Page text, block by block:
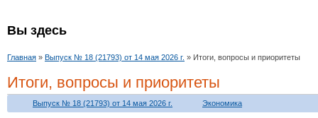
Вы здесь
Главная » Выпуск № 18 (21793) от 14 мая 2026 г. » Итоги, вопросы и приоритеты
Итоги, вопросы и приоритеты
Выпуск № 18 (21793) от 14 мая 2026 г. Экономика